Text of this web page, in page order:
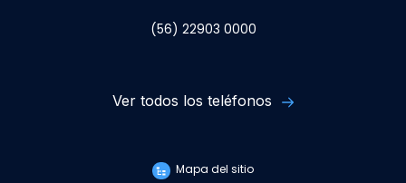
(56) 22903 0000
Ver todos los teléfonos
Mapa del sitio